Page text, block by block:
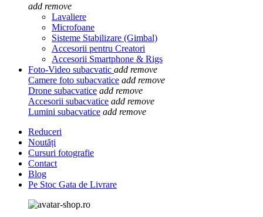
add remove
Lavaliere
Microfoane
Sisteme Stabilizare (Gimbal)
Accesorii pentru Creatori
Accesorii Smartphone & Rigs
Foto-Video subacvatic add remove
Camere foto subacvatice add remove
Drone subacvatice add remove
Accesorii subacvatice add remove
Lumini subacvatice add remove
Reduceri
Noutăți
Cursuri fotografie
Contact
Blog
Pe Stoc Gata de Livrare